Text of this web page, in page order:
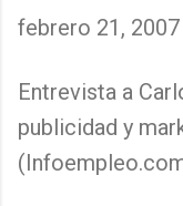
febrero 21, 2007
Entrevista a
publicidad y